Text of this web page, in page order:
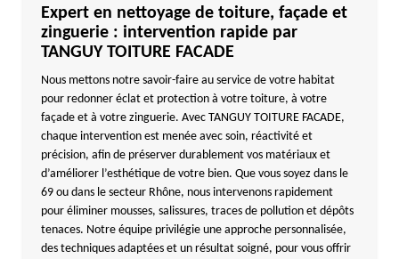
Expert en nettoyage de toiture, façade et
zinguerie : intervention rapide par
TANGUY TOITURE FACADE
Nous mettons notre savoir-faire au service de votre habitat
pour redonner éclat et protection à votre toiture, à votre
façade et à votre zinguerie. Avec TANGUY TOITURE FACADE,
chaque intervention est menée avec soin, réactivité et
précision, afin de préserver durablement vos matériaux et
d’améliorer l’esthétique de votre bien. Que vous soyez dans le
69 ou dans le secteur Rhône, nous intervenons rapidement
pour éliminer mousses, salissures, traces de pollution et dépôts
tenaces. Notre équipe privilégie une approche personnalisée,
des techniques adaptées et un résultat soigné, pour vous offrir